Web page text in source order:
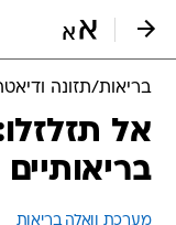
בריאות/תזונה
מערכת וואלה בריאות